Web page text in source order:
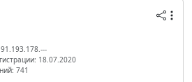
18.07.2020
741